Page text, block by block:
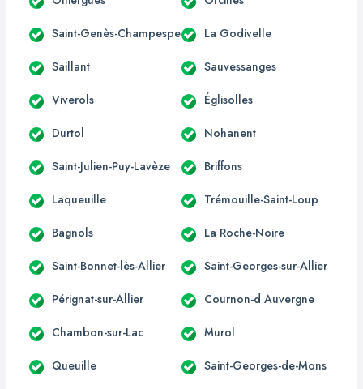
Saint-Genès-Champespe La Godivelle
Saillant Sauvessanges
Viverols Églisolles
Durtol Nohanent
Saint-Julien-Puy-Lavèze Briffons
Laqueuille Trémouille-Saint-Loup
Bagnols La Roche-Noire
Saint-Bonnet-lès-Allier Saint-Georges-sur-Allier
Pérignat-sur-Allier Cournon-d Auvergne
Chambon-sur-Lac Murol
Queuille Saint-Georges-de-Mons